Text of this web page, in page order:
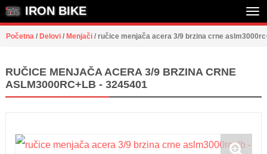
IRON BIKE
Početna / Delovi / Menjači / ručice menjača acera 3/9 brzina crne
RUČICE MENJAČA ACERA 3/9 BRZINA CRNE
ASLM3000RC+LB - 3245401